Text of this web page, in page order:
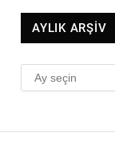
AYLIK ARŞİV
AYLIK
ARŞİV